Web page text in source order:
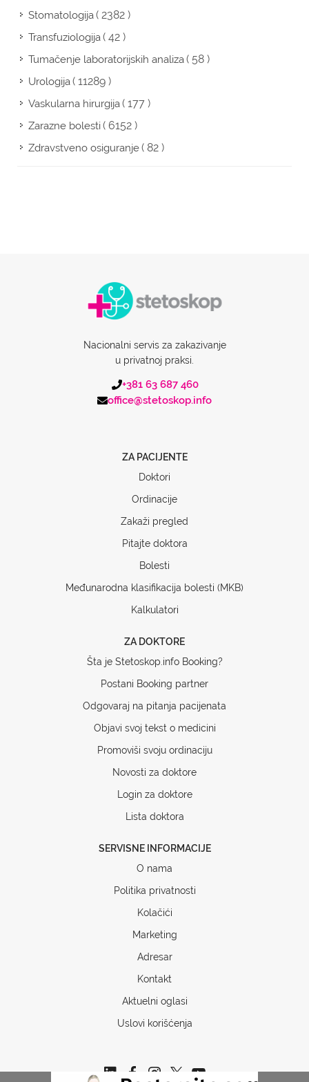
Stomatologija( 2382 )
Transfuziologija( 42 )
Tumačenje laboratorijskih analiza( 58 )
Urologija( 11289 )
Vaskularna hirurgija( 177 )
Zarazne bolesti( 6152 )
Zdravstveno osiguranje( 82 )
Nacionalni servis za zakazivanje
u privatnoj praksi.
+381 63 687 460
office@stetoskop.info
ZA PACIJENTE
Doktori
Ordinacije
Zakaži pregled
Pitajte doktora
Bolesti
Međunarodna klasifikacija bolesti (MKB)
Kalkulatori
ZA DOKTORE
Šta je Stetoskop.info Booking?
Postani Booking partner
Odgovaraj na pitanja pacijenata
Objavi svoj tekst o medicini
Promoviši svoju ordinaciju
Novosti za doktore
Login za doktore
Lista doktora
SERVISNE INFORMACIJE
O nama
Politika privatnosti
Kolačići
Marketing
Adresar
Kontakt
Aktuelni oglasi
Uslovi korišćenja